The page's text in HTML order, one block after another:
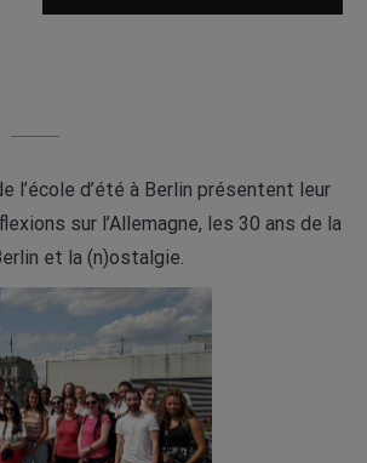
l’école d’été à Berlin présentent leur
sur l’Allemagne, les 30 ans de la
et la (n)ostalgie.